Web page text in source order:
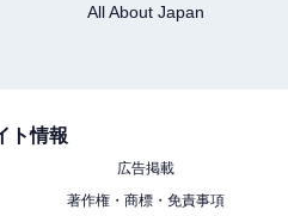
』が6月9日発売
All About Japan
ト情報
広告掲載
著作権・商標・免責事項